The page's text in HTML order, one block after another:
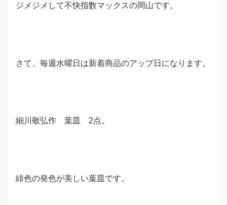
ジメジメして不快指数マックスの岡山です。
さて、毎週水曜日は新着商品のアップ日になります。
細川敬弘作 葉皿 2点。
緋色の発色が美しい葉皿です。